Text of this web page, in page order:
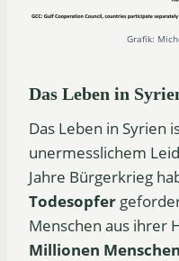
Grafik:
Das Leben in
Das Leben in Syrien
unermesslichem
Jahre Bürgerkrieg
Todesopfer
Menschen aus ihrer
Millionen